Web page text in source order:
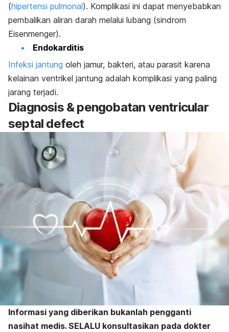
(hipertensi pulmonal). Komplikasi ini dapat menyebabkan
pembalikan aliran darah melalui lubang (sindrom
Eisenmenger).
Endokarditis
Infeksi jantung oleh jamur, bakteri, atau parasit karena
kelainan ventrikel jantung adalah komplikasi yang paling
jarang terjadi.
Diagnosis & pengobatan ventricular
septal defect
Informasi yang diberikan bukanlah pengganti
nasihat medis. SELALU konsultasikan pada dokter